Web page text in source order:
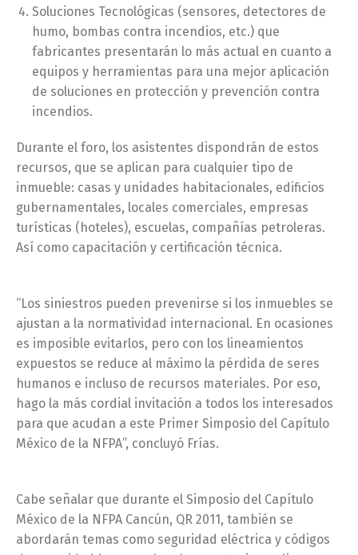
Soluciones Tecnológicas (sensores, detectores de
humo, bombas contra incendios, etc.) que
fabricantes presentarán lo más actual en cuanto a
equipos y herramientas para una mejor aplicación
de soluciones en protección y prevención contra
incendios.
Durante el foro, los asistentes dispondrán de estos
recursos, que se aplican para cualquier tipo de
inmueble: casas y unidades habitacionales, edificios
gubernamentales, locales comerciales, empresas
turísticas (hoteles), escuelas, compañías petroleras.
Así como capacitación y certificación técnica.
“Los siniestros pueden prevenirse si los inmuebles se
ajustan a la normatividad internacional. En ocasiones
es imposible evitarlos, pero con los lineamientos
expuestos se reduce al máximo la pérdida de seres
humanos e incluso de recursos materiales. Por eso,
hago la más cordial invitación a todos los interesados
para que acudan a este Primer Simposio del Capítulo
México de la NFPA”, concluyó Frías.
Cabe señalar que durante el Simposio del Capítulo
México de la NFPA Cancún, QR 2011, también se
abordarán temas como seguridad eléctrica y códigos